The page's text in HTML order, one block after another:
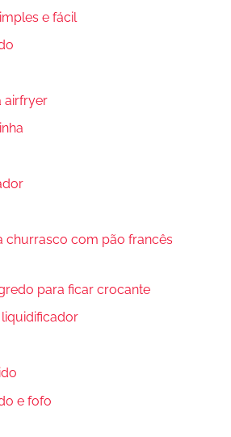
e fácil
airfryer
churrasco com pão francês
para ficar crocante
e fofo